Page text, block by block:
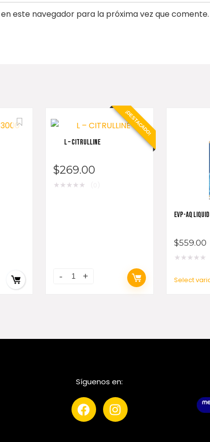
este navegador para la próxima vez que comente.
¡DESTACADO!
L – CITRULLINE
$269.00
★★★★★
EVP-AQ LIQUID
$559.00
★★★★★
Select
Síguenos en: